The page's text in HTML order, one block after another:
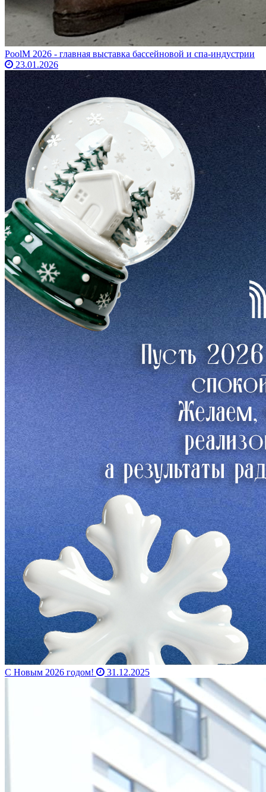
PoolM 2026 - главная выставка бассейновой и спа-индустрии
23.01.2026
С Новым 2026 годом! 31.12.2025